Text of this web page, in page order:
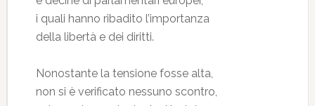
i quali hanno ribadito l’importanza
della libertà e dei diritti.
Nonostante la tensione fosse alta,
non si è verificato nessuno scontro,